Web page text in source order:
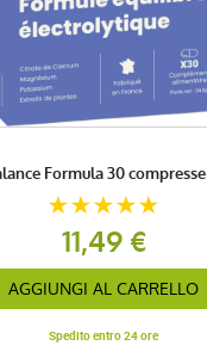
Formula 30 compresse
11,49 €
AGGIUNGI AL CARRELLO
Spedito entro 24 ore